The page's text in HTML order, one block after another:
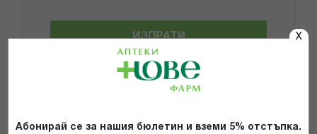
X
Абонирай се за нашия бюлетин и вземи 5% отстъпка.
ИЗПРАТИ